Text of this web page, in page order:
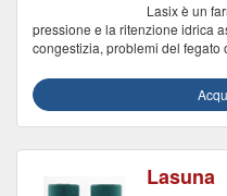
Lasix è un
pressione e la ritenzione idrica
congestizia, problemi del fegato
Lasuna